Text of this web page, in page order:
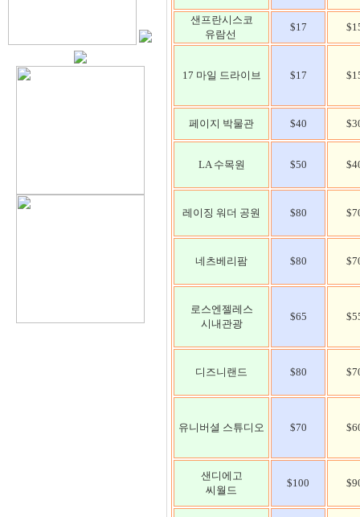
샌프란시스코
유람선
$17
17 마일 드라이브 $17
페이지 박물관 $40
LA 수목원 $50
레이징 워더 공원 $80
네츠베리팜 $80
로스엔젤레스
시내관광
$65
디즈니랜드 $80
유니버셜 스튜디오 $70
샌디에고
씨월드
$100